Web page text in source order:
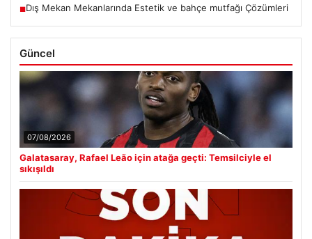
■Dış Mekan Mekanlarında Estetik ve bahçe mutfağı Çözümleri
Güncel
07/08/2026
Galatasaray, Rafael Leão için atağa geçti: Temsilciyle el
sıkışıldı